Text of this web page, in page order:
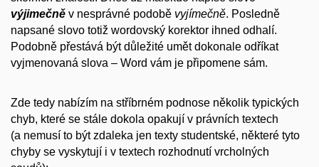
výjimečně v nesprávné podobě vyjímečně. Posledně
napsané slovo totiž wordovský korektor ihned odhalí.
Podobně přestává být důležité umět dokonale odříkat
vyjmenovaná slova – Word vám je připomene sám.
Zde tedy nabízím na stříbrném podnose několik typických
chyb, které se stále dokola opakují v právních textech
(a nemusí to být zdaleka jen texty studentské, některé tyto
chyby se vyskytují i v textech rozhodnutí vrcholných